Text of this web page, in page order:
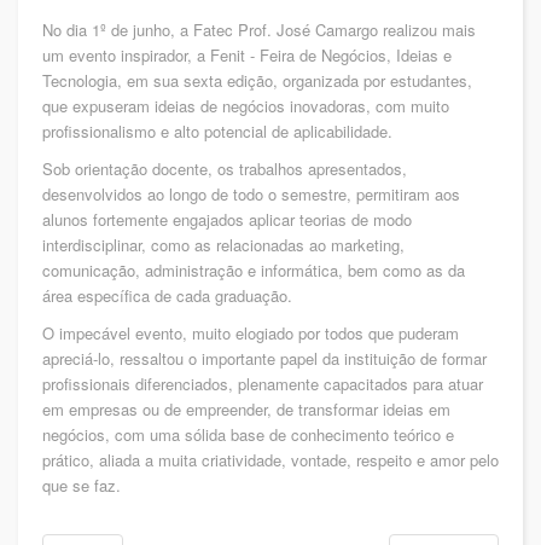
No dia 1º de junho, a Fatec Prof. José Camargo realizou mais
um evento inspirador, a Fenit - Feira de Negócios, Ideias e
Tecnologia, em sua sexta edição, organizada por estudantes,
que expuseram ideias de negócios inovadoras, com muito
profissionalismo e alto potencial de aplicabilidade.
Sob orientação docente, os trabalhos apresentados,
desenvolvidos ao longo de todo o semestre, permitiram aos
alunos fortemente engajados aplicar teorias de modo
interdisciplinar, como as relacionadas ao marketing,
comunicação, administração e informática, bem como as da
área específica de cada graduação.
O impecável evento, muito elogiado por todos que puderam
apreciá-lo, ressaltou o importante papel da instituição de formar
profissionais diferenciados, plenamente capacitados para atuar
em empresas ou de empreender, de transformar ideias em
negócios, com uma sólida base de conhecimento teórico e
prático, aliada a muita criatividade, vontade, respeito e amor pelo
que se faz.